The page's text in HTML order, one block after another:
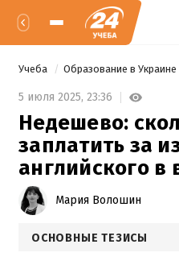
Учеба Образование в Украине
5 июля 2025, 23:36
Недешево:
заплатить за
английского в
Мария Волошин
ОСНОВНЫЕ ТЕЗИСЫ